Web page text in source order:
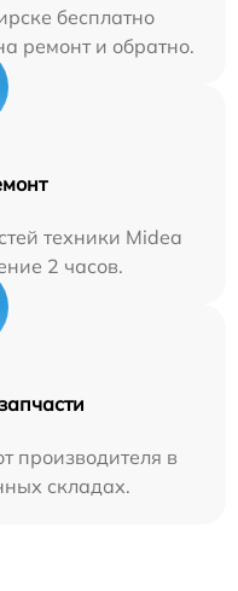
бесплатно
ремонт и обратно.
техники Midea
2 часов.
производителя в
складах.